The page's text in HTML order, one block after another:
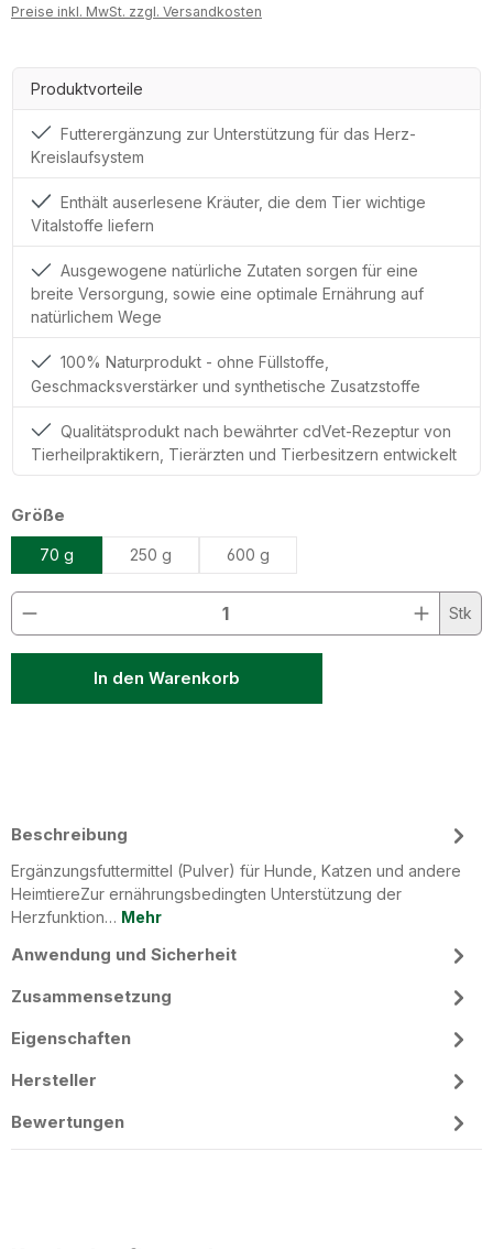
Preise inkl. MwSt. zzgl. Versandkosten
Produktvorteile
Futterergänzung zur Unterstützung für das Herz-
Kreislaufsystem
Enthält auserlesene Kräuter, die dem Tier wichtige
Vitalstoffe liefern
Ausgewogene natürliche Zutaten sorgen für eine
breite Versorgung, sowie eine optimale Ernährung auf
natürlichem Wege
100% Naturprodukt - ohne Füllstoffe,
Geschmacksverstärker und synthetische Zusatzstoffe
Qualitätsprodukt nach bewährter cdVet-Rezeptur von
Tierheilpraktikern, Tierärzten und Tierbesitzern entwickelt
Größe
70 g 250 g 600 g
Produkt Anzahl: Gib den gewünschten Wert einStk
In den Warenkorb
Beschreibung
Ergänzungsfuttermittel (Pulver) für Hunde, Katzen und andere
HeimtiereZur ernährungsbedingten Unterstützung der
Herzfunktion… Mehr
Anwendung und Sicherheit
Zusammensetzung
Eigenschaften
Hersteller
Bewertungen